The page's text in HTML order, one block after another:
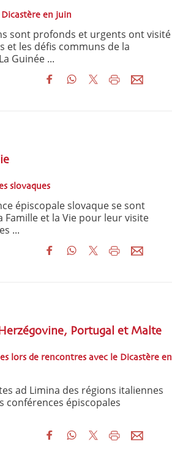
en juin
sont profonds et urgents ont visité
et les défis communs de la
Guinée ...
slovaques
épiscopale slovaque se sont
Famille et la Vie pour leur visite
...
Portugal et Malte
lors de rencontres avec le Dicastère en
ad Limina des régions italiennes
conférences épiscopales